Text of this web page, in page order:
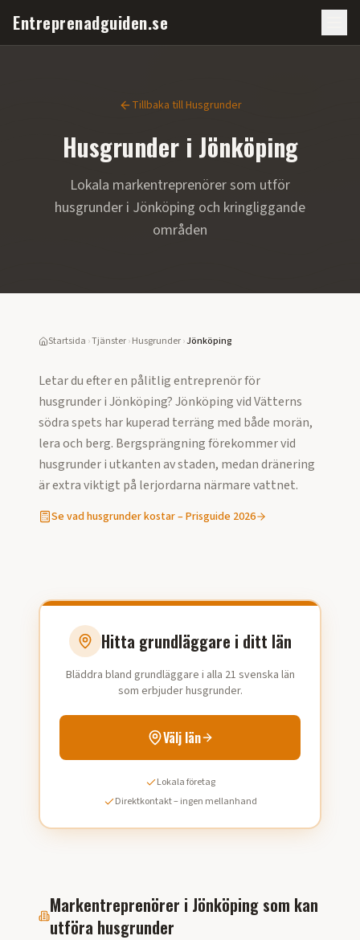
Entreprenadguiden.se
Tillbaka tillHusgrunder
Husgrunderi Jönköping
Lokala markentreprenörer som utför
husgrunder i Jönköping och kringliggande
områden
Startsida ›Tjänster›Husgrunder›Jönköping
Letar du efter en pålitlig entreprenör för
husgrunderiJönköping?Jönköping vid Vätterns
södra spets har kuperad terräng med både morän,
lera och berg. Bergsprängning förekommer vid
husgrunder i utkanten av staden, medan dränering
är extra viktigt på lerjordarna närmare vattnet.
Se vadhusgrunderkostar – Prisguide 2026
Hitta grundläggare i ditt län
Bläddra bland grundläggare i alla 21 svenska län
som erbjuder husgrunder.
Välj län
Lokala företag
Direktkontakt – ingen mellanhand
Markentreprenörer i Jönköpingsom kan
utföra husgrunder